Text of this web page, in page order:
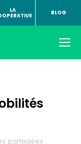
LA
BLOG
partagées